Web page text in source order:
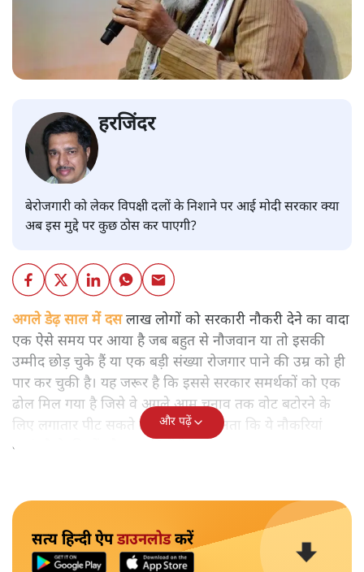
हरजिंदर
बेरोजगारी को लेकर विपक्षी दलों के निशाने पर आई मोदी सरकार क्या
अब इस मुद्दे पर कुछ ठोस कर पाएगी?
अगले डेढ़ साल में दस लाख लोगों को सरकारी नौकरी देने का वादा
एक ऐसे समय पर आया है जब बहुत से नौजवान या तो इसकी
उम्मीद छोड़ चुके हैं या एक बड़ी संख्या रोजगार पाने की उम्र को ही
पार कर चुकी है। यह जरूर है कि इससे सरकार समर्थकों को एक
ढोल मिल गया है जिसे वे अगले आम चुनाव तक वोट बटोरने के
लिए लगातार पीट सकते हैं। कोई नहीं जानता कि ये नौकरियां
कहां, कैसे, किन्हें और कब मिलेंगी।
और पढ़ें
सत्य हिन्दी ऐपडाउनलोडकरें